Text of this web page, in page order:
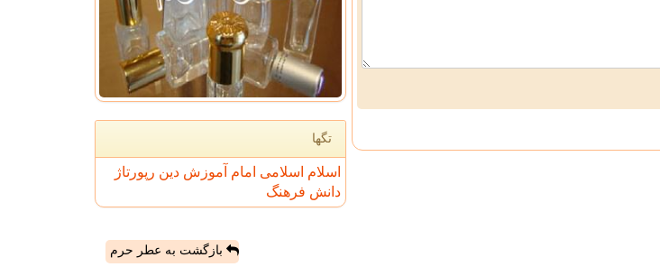
تگها
اسلام اسلامی امام آموزش دین رپورتاژ
دانش فرهنگ
بازگشت به عطر حرم